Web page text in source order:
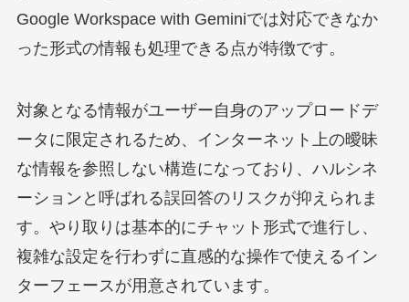
Google Workspace with Geminiでは対応できなか
った形式の情報も処理できる点が特徴です。
対象となる情報がユーザー自身のアップロードデ
ータに限定されるため、インターネット上の曖昧
な情報を参照しない構造になっており、ハルシネ
ーションと呼ばれる誤回答のリスクが抑えられま
す。やり取りは基本的にチャット形式で進行し、
複雑な設定を行わずに直感的な操作で使えるイン
ターフェースが用意されています。